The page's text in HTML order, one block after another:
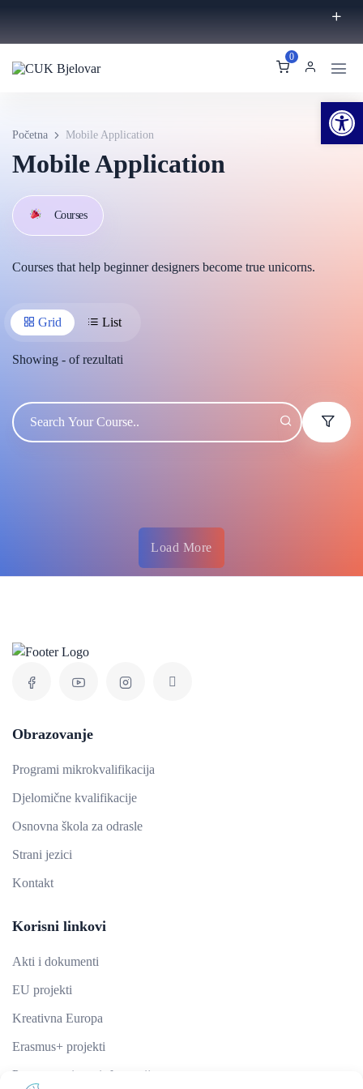
0
Početna Mobile Application
Mobile Application
Courses
Courses that help beginner designers become true unicorns.
Grid List
Showing - ofrezultati
Load More
Obrazovanje
Programi mikrokvalifikacija
Djelomične kvalifikacije
Osnovna škola za odrasle
Strani jezici
Kontakt
Korisni linkovi
Akti i dokumenti
EU projekti
Kreativna Europa
Erasmus+ projekti
​​​​​​​Pravo na pristup informacijama